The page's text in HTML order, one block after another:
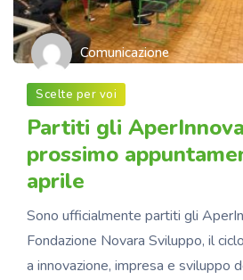
Comunicazione
Scelte per voi
Partiti gli
prossimo
aprile
Sono ufficialmente partiti gli
Fondazione Novara Sviluppo, il
a innovazione, impresa e sviluppo